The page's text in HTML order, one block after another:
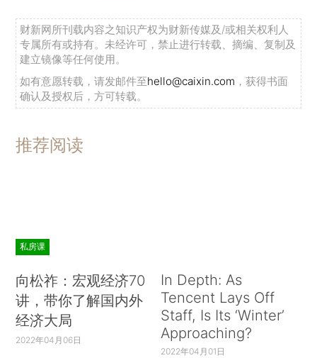
财新网所刊载内容之知识产权为财新传媒及/或相关权利人
专属所有或持有。未经许可，禁止进行转载、摘编、复制及
建立镜像等任何使用。
如有意愿转载，请发邮件至hello@caixin.com ，获得书面
确认及授权后，方可转载。
推荐阅读
私房课
向松祚：宏观经济70
讲，带你了解国内外
经济大局
2022年04月06日
In Depth: As
Tencent Lays Off
Staff, Is Its ‘Winter’
Approaching?
2022年04月01日